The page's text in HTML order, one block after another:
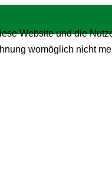
Website und die
womöglich nicht